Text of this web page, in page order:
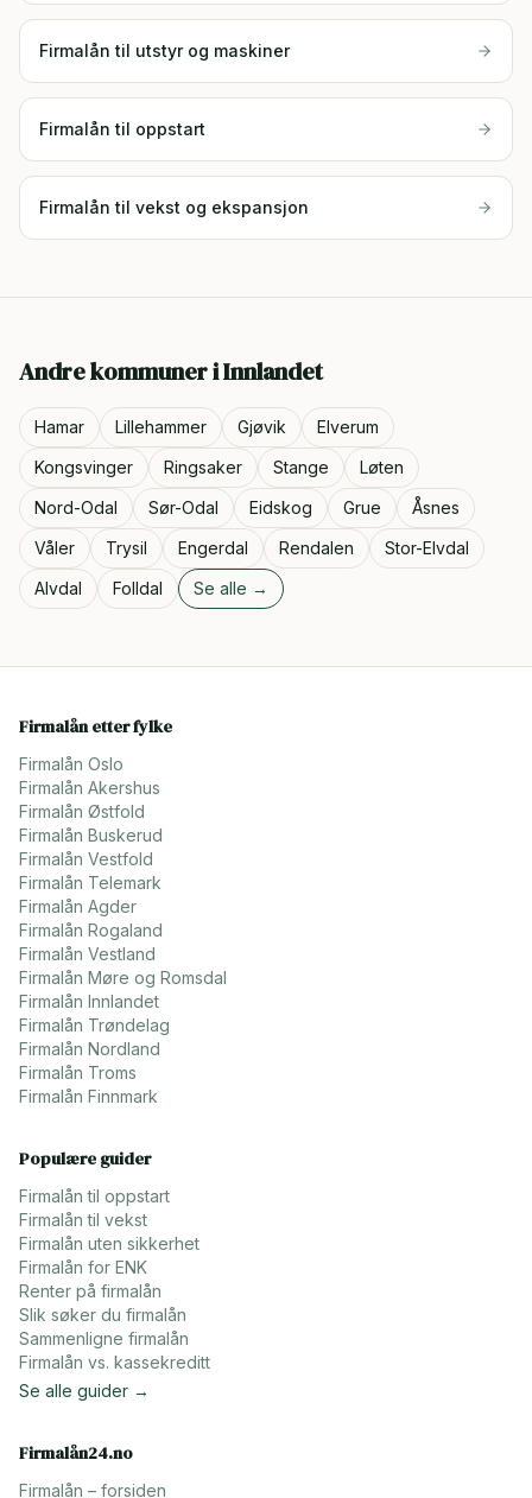
Firmalån til utstyr og maskiner
Firmalån til oppstart
Firmalån til vekst og ekspansjon
Andre kommuner iInnlandet
Hamar Lillehammer Gjøvik
Elverum
Kongsvinger
Ringsaker Stange
Løten
Nord-Odal
Sør-Odal Eidskog Grue
Åsnes
Våler
Trysil Engerdal Rendalen
Stor-Elvdal
Alvdal
Folldal Se alle →
Firmalån etter fylke
Firmalån Oslo
Firmalån Akershus
Firmalån Østfold
Firmalån Buskerud
Firmalån Vestfold
Firmalån Telemark
Firmalån Agder
Firmalån Rogaland
Firmalån Vestland
Firmalån Møre og Romsdal
Firmalån Innlandet
Firmalån Trøndelag
Firmalån Nordland
Firmalån Troms
Firmalån Finnmark
Populære guider
Firmalån til oppstart
Firmalån til vekst
Firmalån uten sikkerhet
Firmalån for ENK
Renter på firmalån
Slik søker du firmalån
Sammenligne firmalån
Firmalån vs. kassekreditt
Se alle guider →
Firmalån24.no
Firmalån – forsiden